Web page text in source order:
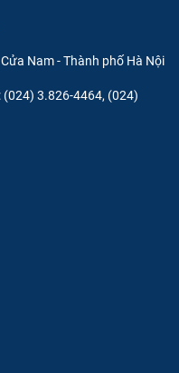
Nam - Thành phố Hà Nội
3.826-4464, (024)